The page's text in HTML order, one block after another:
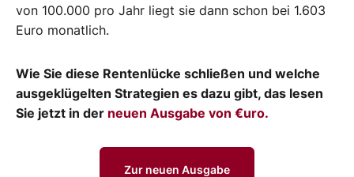
von 100.000 pro Jahr liegt sie dann schon bei 1.603
Euro monatlich.
Wie Sie diese Rentenlücke schließen und welche
ausgeklügelten Strategien es dazu gibt, das lesen
Sie jetzt in der neuen Ausgabe von €uro.
Zur neuen Ausgabe